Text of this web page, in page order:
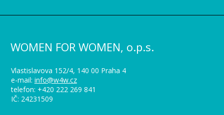
WOMEN FOR WOMEN, o.p.s.
Vlastislavova 152/4, 140 00 Praha 4
e-mail: info@w4w.cz
telefon: +420 222 269 841
IČ: 24231509